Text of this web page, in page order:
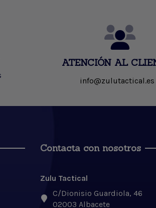
ATENCIÓN AL
info@zulutactical.es
Contacta con nosotros
Zulu Tactical
C/Dionisio Guardiola, 46
02003 Albacete